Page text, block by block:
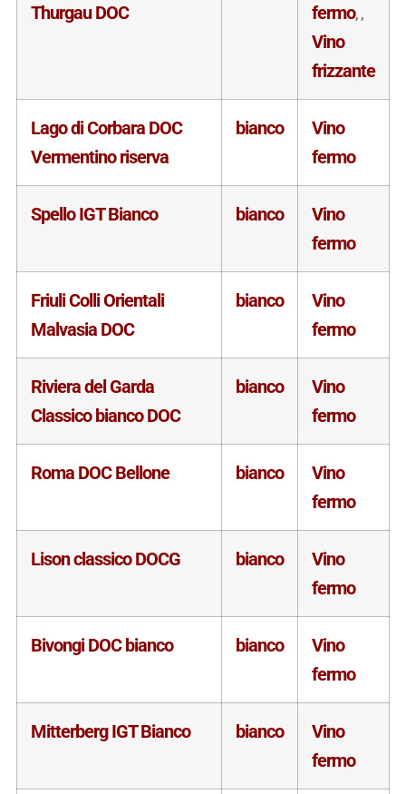
Thurgau DOC
fermo,,
Vino
frizzante
Lago di Corbara DOC
Vermentino riserva
bianco
Vino
fermo
Spello IGT Bianco bianco
Vino
fermo
Friuli Colli Orientali
Malvasia DOC
bianco
Vino
fermo
Riviera del Garda
Classico bianco DOC
bianco
Vino
fermo
Roma DOC Bellone bianco
Vino
fermo
Lison classico DOCG bianco
Vino
fermo
Bivongi DOC bianco bianco
Vino
fermo
Mitterberg IGT Bianco bianco
Vino
fermo